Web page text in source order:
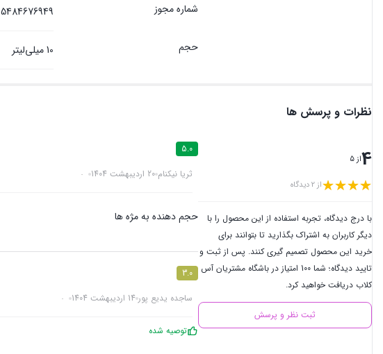
شماره مجوز 5484676949
حجم 10 میلی‌لیتر
نظرات و پرسش ها
4از 5
از 2 دیدگاه
با درج دیدگاه، تجربه استفاده از این محصول را با
دیگر کاربران به اشتراک بگذارید تا بتوانند برای
خرید این محصول تصمیم گیری کنند. پس از ثبت و
تایید دیدگاه؛ شما 100 امتیاز در باشگاه مشتریان آس
کلاب دریافت خواهید کرد.
ثبت نظر و پرسش
5.0
ثریا نیکنام 20 اردیبهشت 1404
حجم دهنده به مژه ها
3.0
ساجده یدیع پور 14 اردیبهشت 1404
توصیه شده